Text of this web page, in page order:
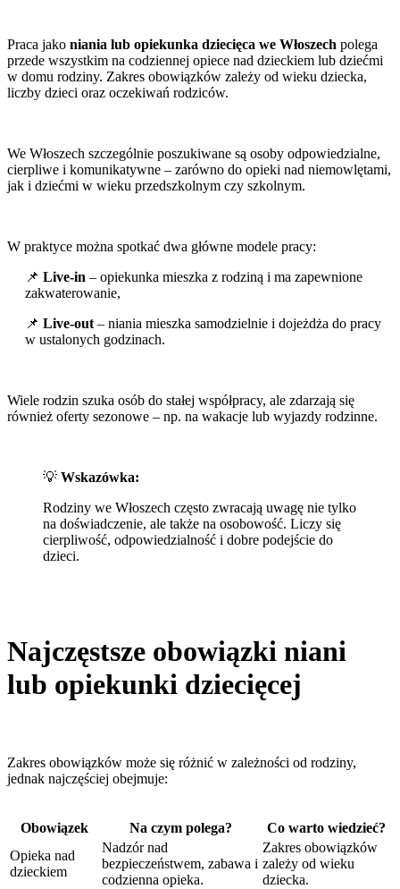
Praca jako niania lub opiekunka dziecięca we Włoszech polega
przede wszystkim na codziennej opiece nad dzieckiem lub dziećmi
w domu rodziny. Zakres obowiązków zależy od wieku dziecka,
liczby dzieci oraz oczekiwań rodziców.
We Włoszech szczególnie poszukiwane są osoby odpowiedzialne,
cierpliwe i komunikatywne – zarówno do opieki nad niemowlętami,
jak i dziećmi w wieku przedszkolnym czy szkolnym.
W praktyce można spotkać dwa główne modele pracy:
📌 Live-in – opiekunka mieszka z rodziną i ma zapewnione
zakwaterowanie,
📌 Live-out – niania mieszka samodzielnie i dojeżdża do pracy
w ustalonych godzinach.
Wiele rodzin szuka osób do stałej współpracy, ale zdarzają się
również oferty sezonowe – np. na wakacje lub wyjazdy rodzinne.
💡 Wskazówka:
Rodziny we Włoszech często zwracają uwagę nie tylko
na doświadczenie, ale także na osobowość. Liczy się
cierpliwość, odpowiedzialność i dobre podejście do
dzieci.
Najczęstsze obowiązki niani
lub opiekunki dziecięcej
Zakres obowiązków może się różnić w zależności od rodziny,
jednak najczęściej obejmuje:
Obowiązek Na czym polega?
Co warto wiedzieć?
Opieka nad
dzieckiem
Nadzór nad
bezpieczeństwem, zabawa i
codzienna opieka.
Zakres obowiązków
zależy od wieku
dziecka.